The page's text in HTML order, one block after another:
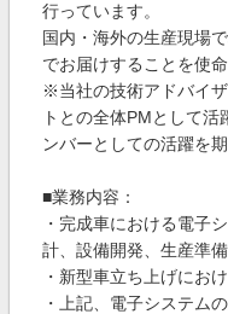
行っています。
国内・海外の生産現場
でお届けすることを使
※当社の技術アドバイ
トとの全体PMとして
ンバーとしての活躍を期
■業務内容：
・完成車における電子
計、設備開発、生産準
・新型車立ち上げにお
・上記、電子システム